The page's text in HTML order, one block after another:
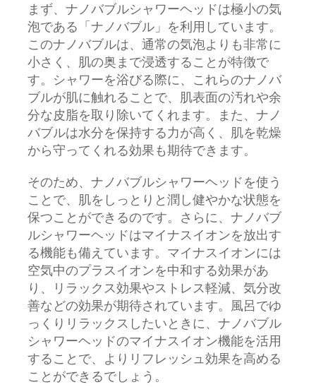
まず、ナノバブルシャワーヘッドは極小の気
泡である「ナノバブル」を利用しています。
このナノバブルは、通常の気泡よりも非常に
小さく、肌の奥まで浸透することが特徴で
す。シャワーを浴びる際に、これらのナノバ
ブルが肌に触れることで、肌表面の汚れや余
分な皮脂を取り除いてくれます。また、ナノ
バブルは水分を保持する力が高く、肌を乾燥
から守ってくれる効果も期待できます。
そのため、ナノバブルシャワーヘッドを使う
ことで、肌をしっとりと潤し健やかな状態を
保つことができるのです。さらに、ナノバブ
ルシャワーヘッドはマイナスイオンを放出す
る機能も備えています。マイナスイオンには
空気中のプラスイオンを中和する効果があ
り、リラックス効果やストレス軽減、気分改
善などの効果が期待されています。風呂でゆ
っくりリラックスしたいときに、ナノバブル
シャワーヘッドのマイナスイオン機能を活用
することで、よりリフレッシュ効果を高める
ことができるでしょう。